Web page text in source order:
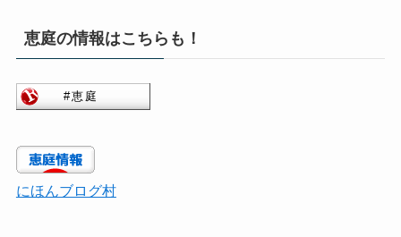
恵庭の情報はこちらも！
にほんブログ村